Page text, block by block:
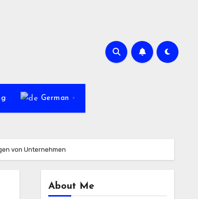
German ▼
von Unternehmen
About Me